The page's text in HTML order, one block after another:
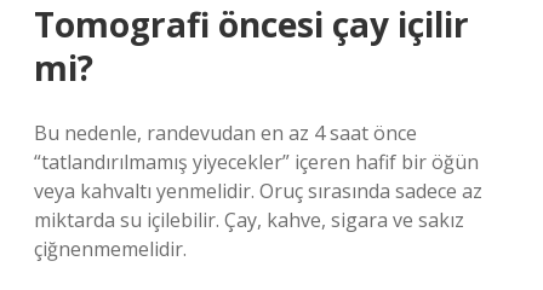
Tomografi öncesi çay içilir
mi?
Bu nedenle, randevudan en az 4 saat önce
“tatlandırılmamış yiyecekler” içeren hafif bir öğün
veya kahvaltı yenmelidir. Oruç sırasında sadece az
miktarda su içilebilir. Çay, kahve, sigara ve sakız
çiğnenmemelidir.